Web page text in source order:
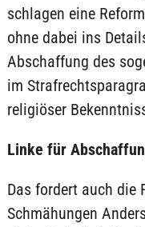
schlagen eine
ohne dabei ins
Abschaffung des
im
religiöser
Linke für
Das fordert auch die
Schmähungen